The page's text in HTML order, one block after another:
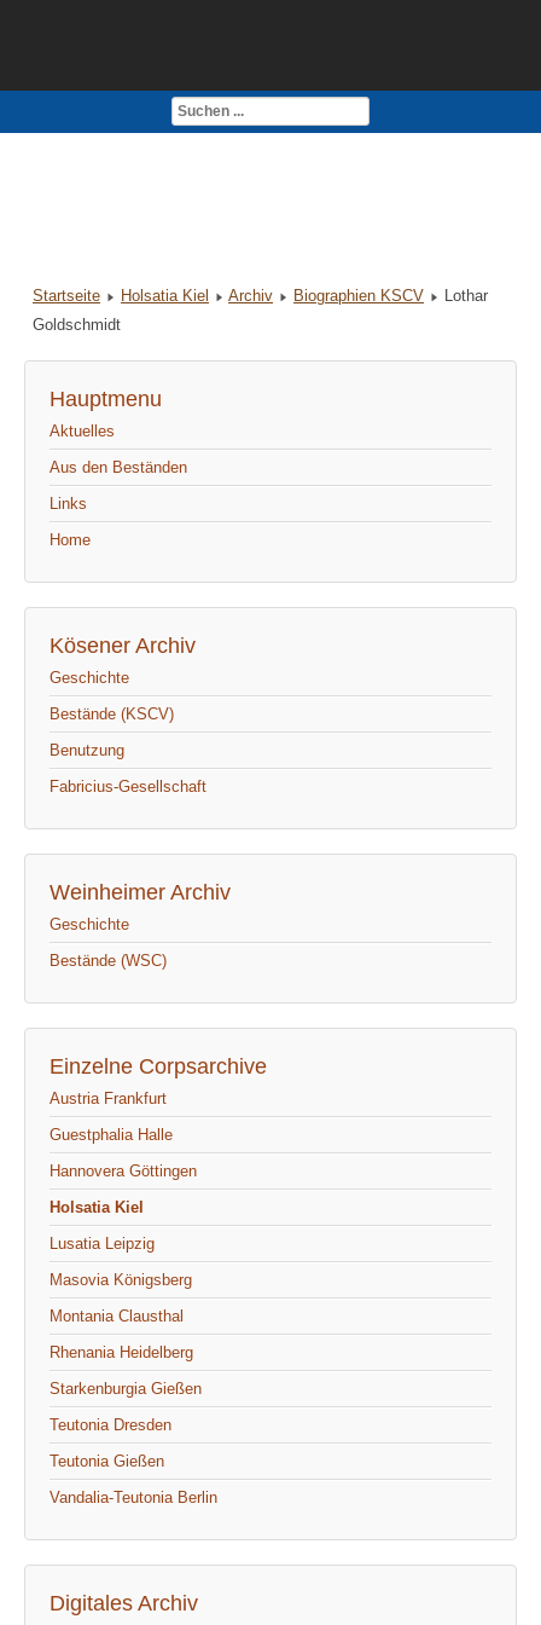
Impressum
Startseite Holsatia Kiel Archiv Biographien KSCV
Lothar
Goldschmidt
Hauptmenu
Aktuelles
Aus den Beständen
Links
Home
Kösener Archiv
Geschichte
Bestände (KSCV)
Benutzung
Fabricius-Gesellschaft
Weinheimer Archiv
Geschichte
Bestände (WSC)
Einzelne Corpsarchive
Austria Frankfurt
Guestphalia Halle
Hannovera Göttingen
Holsatia Kiel
Lusatia Leipzig
Masovia Königsberg
Montania Clausthal
Rhenania Heidelberg
Starkenburgia Gießen
Teutonia Dresden
Teutonia Gießen
Vandalia-Teutonia Berlin
Digitales Archiv